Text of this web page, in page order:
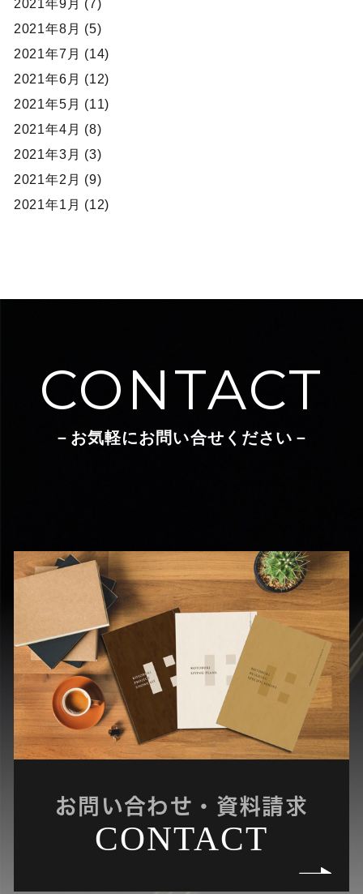
2021年9月 (7)
2021年8月 (5)
2021年7月 (14)
2021年6月 (12)
2021年5月 (11)
2021年4月 (8)
2021年3月 (3)
2021年2月 (9)
2021年1月 (12)
CONTACT
－お気軽にお問い合せください－
お問い合わせ・資料請求
CONTACT